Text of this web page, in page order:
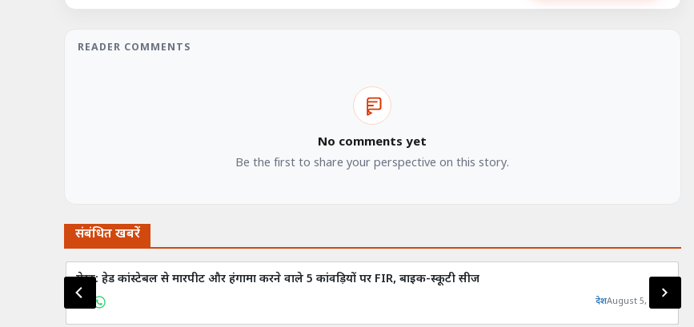
READER COMMENTS
No comments yet
Be the first to share your perspective on this story.
संबंधित खबरें
मेरठ: हेड कांस्टेबल से मारपीट और हंगामा करने वाले 5 कांवड़ियों पर FIR, बाइक-स्कूटी सीज
देशAugust 5, 2026